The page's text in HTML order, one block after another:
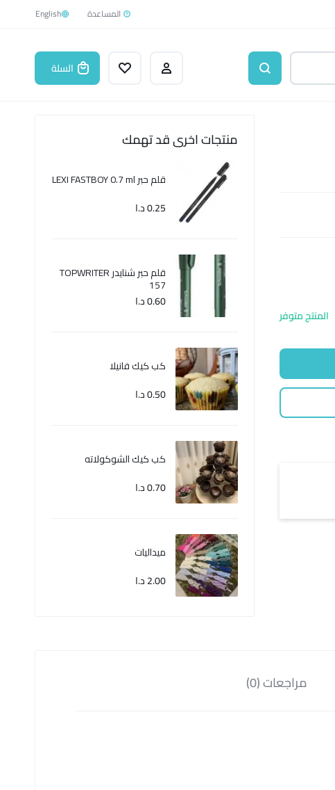
English
السلة
المنتج متوفر
منتجات اخرى قد تهمك
قلم حبر LEXI FASTBOY 0.7 ml
0.25د.ا
قلم حبر شنايدر TOPWRITER
157
0.60د.ا
كب كيك فانيلا
0.50د.ا
كب كيك الشوكولاته
0.70د.ا
ميداليات
2.00د.ا
مراجعات (0)